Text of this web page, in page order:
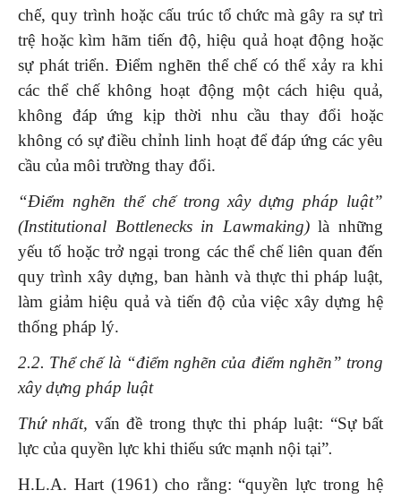
chế, quy trình hoặc cấu trúc tổ chức mà gây ra sự trì
trệ hoặc kìm hãm tiến độ, hiệu quả hoạt động hoặc
sự phát triển. Điểm nghẽn thể chế có thể xảy ra khi
các thể chế không hoạt động một cách hiệu quả,
không đáp ứng kịp thời nhu cầu thay đổi hoặc
không có sự điều chỉnh linh hoạt để đáp ứng các yêu
cầu của môi trường thay đổi.
“Điểm nghẽn thể chế trong xây dựng pháp luật”
(Institutional Bottlenecks in Lawmaking)là những
yếu tố hoặc trở ngại trong các thể chế liên quan đến
quy trình xây dựng, ban hành và thực thi pháp luật,
làm giảm hiệu quả và tiến độ của việc xây dựng hệ
thống pháp lý.
2.2. Thể chế là “điểm nghẽn của điểm nghẽn” trong
xây dựng pháp luật
Thứ nhất, vấn đề trong thực thi pháp luật: “Sự bất
lực của quyền lực khi thiếu sức mạnh nội tại”.
H.L.A. Hart (1961) cho rằng: “quyền lực trong hệ